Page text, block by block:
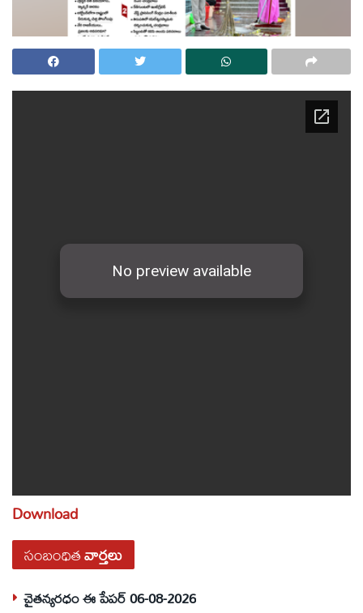
Download
సంబంధితవార్తలు
చైతన్యరధం ఈ పేపర్ 06-08-2026